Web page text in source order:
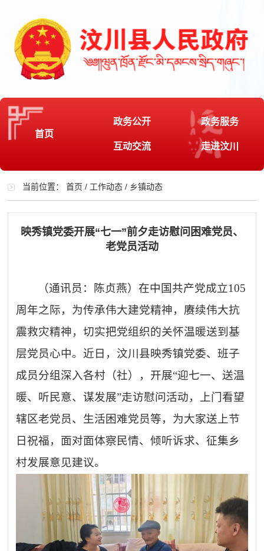
首页
政务公开 政务服务
互动交流 走进汶川
当前位置：首页 / 工作动态 / 乡镇动态
映秀镇党委开展“七一”前夕走访慰问困难党员、
老党员活动
（通讯员：陈贞燕）在中国共产党成立105
周年之际，为传承伟大建党精神，赓续伟大抗
震救灾精神，切实把党组织的关怀温暖送到基
层党员心中。近日，汶川县映秀镇党委、班子
成员分组深入各村（社），开展“迎七一、送温
暖、听民意、谋发展”走访慰问活动，上门看望
辖区老党员、生活困难党员等，为大家送上节
日祝福，面对面体察民情、倾听诉求、征集乡
村发展意见建议。